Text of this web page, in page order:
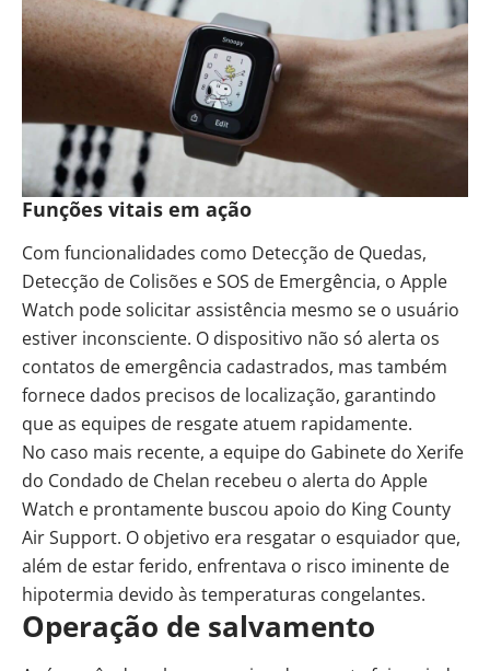
Funções vitais em ação
Com funcionalidades como Detecção de Quedas,
Detecção de Colisões e SOS de Emergência, o Apple
Watch pode solicitar assistência mesmo se o usuário
estiver inconsciente. O dispositivo não só alerta os
contatos de emergência cadastrados, mas também
fornece dados precisos de localização, garantindo
que as equipes de resgate atuem rapidamente.
No caso mais recente, a equipe do Gabinete do Xerife
do Condado de Chelan recebeu o alerta do Apple
Watch e prontamente buscou apoio do King County
Air Support. O objetivo era resgatar o esquiador que,
além de estar ferido, enfrentava o risco iminente de
hipotermia devido às temperaturas congelantes.
Operação de salvamento